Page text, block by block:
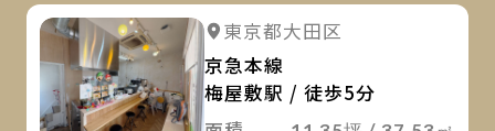
詳細を見る
東京都大田区
京急本線
梅屋敷駅 / 徒歩5分